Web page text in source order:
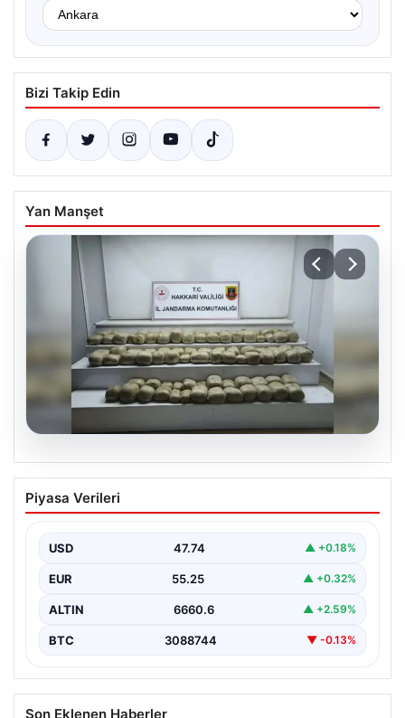
Bizi Takip Edin
Yan Manşet
Hakkari’de Jandarmadan Büyük
Uyuşturucu Operasyonu
gerçekleştirilen başarılı bir operasyonda, yüklü miktarda
esrar ele geçirildi.…
Piyasa Verileri
USD 47.74 ▲ +0.18%
EUR 55.25 ▲ +0.32%
ALTIN 6660.6 ▲ +2.59%
BTC 3088744 ▼ -0.13%
Son Eklenen Haberler